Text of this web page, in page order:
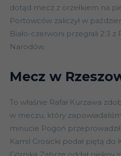
dotąd mecz z orzełkiem na
Portowców zaliczył w
Biało-czerwoni przegrali 2:3 z
Narodów.
Mecz w
To właśnie Rafał Kurzawa
w meczu, który
minucie Pogoń
Kamil Grosicki podał piętą do